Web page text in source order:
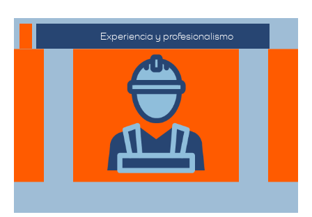
Experiencia y profesionalismo
Contamos con una extensa trayectoria
en el sector de trasteos, ofreciendo un
servicio confiable y de alta calidad.